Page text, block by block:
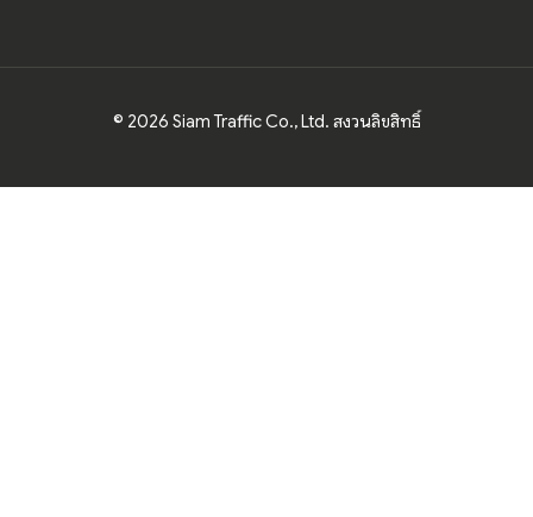
© 2026 Siam Traffic Co., Ltd. สงวนลิขสิทธิ์